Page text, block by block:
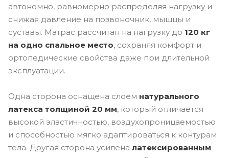
автономно, равномерно распределяя нагрузку и
снижая давление на позвоночник, мышцы и
суставы. Матрас рассчитан на нагрузку до 120 кг
на одно спальное место, сохраняя комфорт и
ортопедические свойства даже при длительной
эксплуатации.
Одна сторона оснащена слоем натурального
латекса толщиной 20 мм, который отличается
высокой эластичностью, воздухопроницаемостью
и способностью мягко адаптироваться к контурам
тела. Другая сторона усилена латексированным